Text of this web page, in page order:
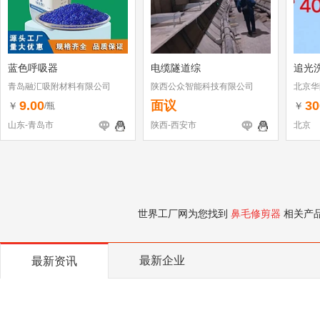
蓝色呼吸器
青岛融汇吸附材料有限公司
￥ 9.00/瓶
山东-青岛市
电缆隧道综
陕西公众智能科技有限公司
面议
陕西-西安市
追光
北京
￥
北京
世界工厂网为您找到 鼻毛修剪器 相关产
最新资讯 最新企业